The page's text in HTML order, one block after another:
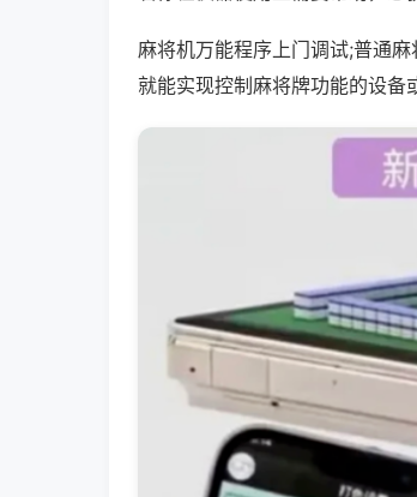
麻将机万能程序上门调试;普通
就能实现控制麻将牌功能的设备